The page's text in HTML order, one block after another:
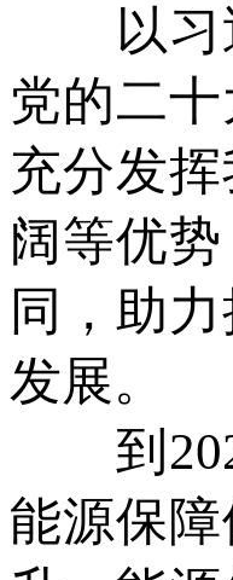
以习近
党的二
充分发
阔等优
同，助
发展。
到2027
能源保